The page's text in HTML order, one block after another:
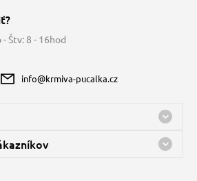
Štv: 8 - 16hod
info@krmiva-pucalka.cz
Kbely
08:00 - 15:00